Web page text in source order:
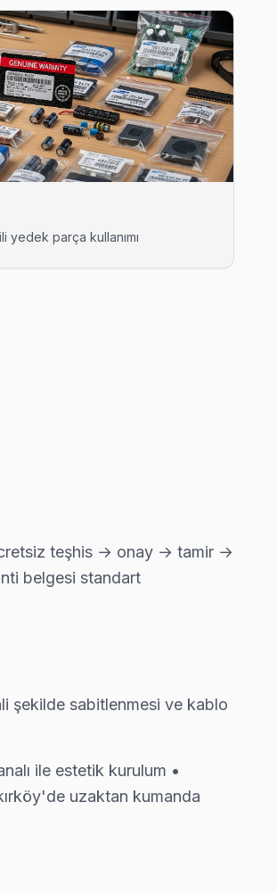
yedek parça kullanımı
teşhis → onay → tamir →
belgesi standart
şekilde sabitlenmesi ve kablo
ile estetik kurulum •
uzaktan kumanda